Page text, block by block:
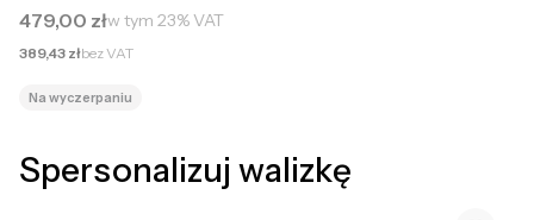
Cena brutto
479,00 złw tym 23%VAT
Cena netto
389,43 złbez VAT
Na wyczerpaniu
Spersonalizuj walizkę